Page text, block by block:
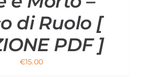
di Ruolo [
PDF ]
€15.00